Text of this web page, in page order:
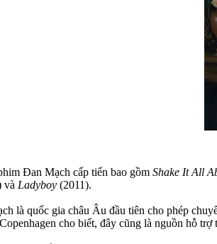
Đan Mạch cấp tiến bao gồm Shake It All
và Ladyboy (2011).
là quốc gia châu Âu đầu tiên cho phép
cho biết, đây cũng là nguồn hỗ trợ